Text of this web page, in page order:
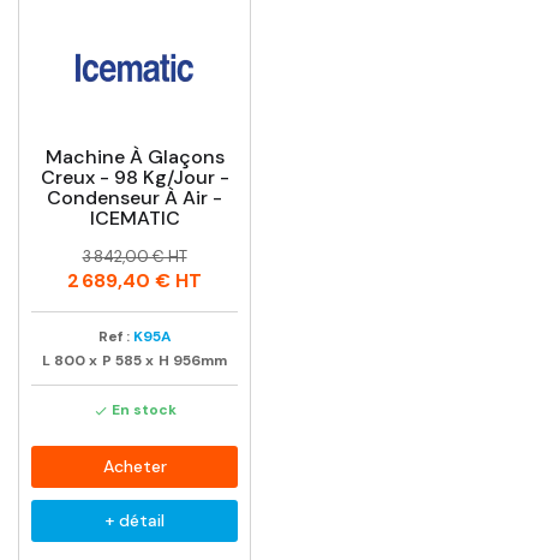
Machine À Glaçons
Creux - 98 Kg/jour -
Condenseur À Air -
ICEMATIC
Prix
Prix
habituel
3 842,00 € HT
2 689,40 € HT
Ref : K95A
L 800x P 585x H 956mm
 En stock
Acheter
+ détail